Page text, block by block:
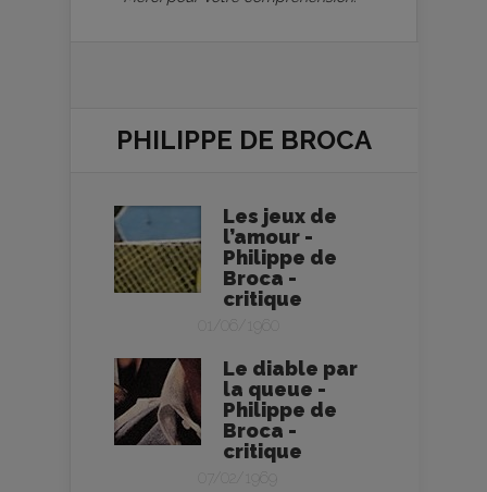
PHILIPPE DE BROCA
Les jeux de
l’amour -
Philippe de
Broca -
critique
01/06/1960
Le diable par
la queue -
Philippe de
Broca -
critique
07/02/1969